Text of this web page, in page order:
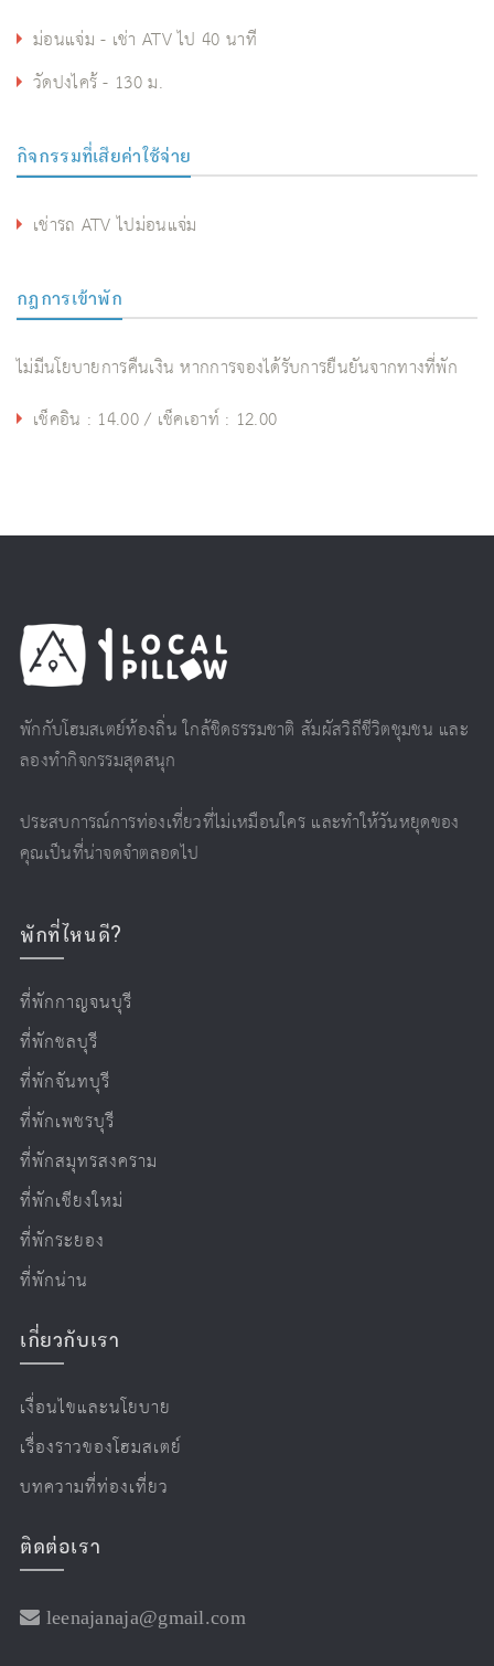
ม่อนแจ่ม - เช่า ATV ไป 40 นาที
วัดปงไคร้ - 130 ม.
กิจกรรมที่เสียค่าใช้จ่าย
เช่ารถ ATV ไปม่อนแจ่ม
กฎการเข้าพัก
ไม่มีนโยบายการคืนเงิน หากการจองได้รับการยืนยันจากทางที่พัก
เช็คอิน : 14.00 / เช็คเอาท์ : 12.00
พักกับโฮมสเตย์ท้องถิ่น ใกล้ชิดธรรมชาติ สัมผัสวิถีชีวิตชุมชน และ
ลองทำกิจกรรมสุดสนุก
ประสบการณ์การท่องเที่ยวที่ไม่เหมือนใคร และทำให้วันหยุดของ
คุณเป็นที่น่าจดจำตลอดไป
พักที่ไหนดี?
ที่พักกาญจนบุรี
ที่พักชลบุรี
ที่พักจันทบุรี
ที่พักเพชรบุรี
ที่พักสมุทรสงคราม
ที่พักเชียงใหม่
ที่พักระยอง
ที่พักน่าน
เกี่ยวกับเรา
เงื่อนไขและนโยบาย
เรื่องราวของโฮมสเตย์
บทความที่ท่องเที่ยว
ติดต่อเรา
leenajanaja@gmail.com